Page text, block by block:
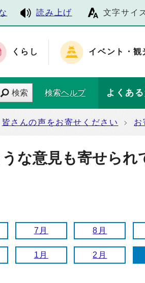
読み上げ 文字サイ
くらし イベント・観
検索 検索ヘルプ よくあ
皆さんの声をお寄せください お
な意見も寄せられ
7月 8月
1月 2月